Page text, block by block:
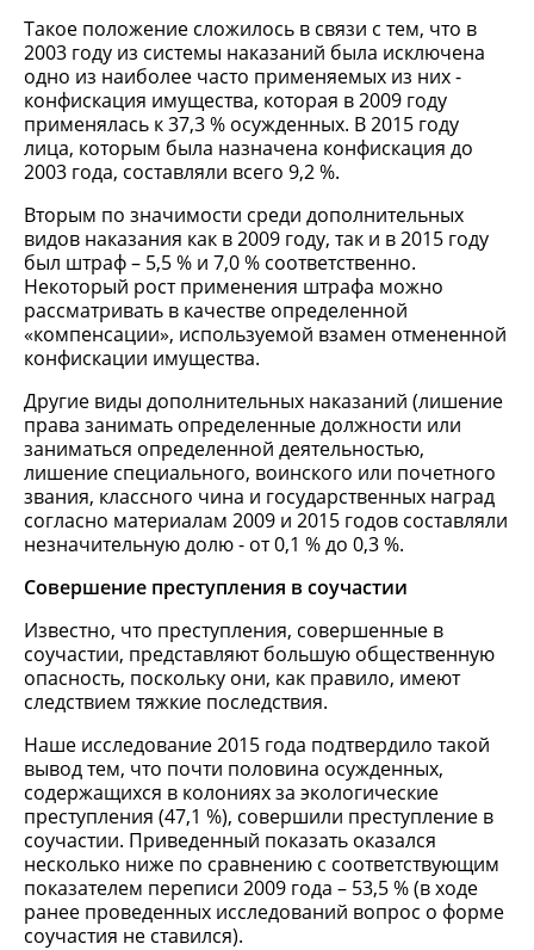
Такое положение сложилось в связи с тем, что в
2003 году из системы наказаний была исключена
одно из наиболее часто применяемых из них -
конфискация имущества, которая в 2009 году
применялась к 37,3 % осужденных. В 2015 году
лица, которым была назначена конфискация до
2003 года, составляли всего 9,2 %.
Вторым по значимости среди дополнительных
видов наказания как в 2009 году, так и в 2015 году
был штраф – 5,5 % и 7,0 % соответственно.
Некоторый рост применения штрафа можно
рассматривать в качестве определенной
«компенсации», используемой взамен отмененной
конфискации имущества.
Другие виды дополнительных наказаний (лишение
права занимать определенные должности или
заниматься определенной деятельностью,
лишение специального, воинского или почетного
звания, классного чина и государственных наград
согласно материалам 2009 и 2015 годов составляли
незначительную долю - от 0,1 % до 0,3 %.
Совершение преступления в соучастии
Известно, что преступления, совершенные в
соучастии, представляют большую общественную
опасность, поскольку они, как правило, имеют
следствием тяжкие последствия.
Наше исследование 2015 года подтвердило такой
вывод тем, что почти половина осужденных,
содержащихся в колониях за экологические
преступления (47,1 %), совершили преступление в
соучастии. Приведенный показать оказался
несколько ниже по сравнению с соответствующим
показателем переписи 2009 года – 53,5 % (в ходе
ранее проведенных исследований вопрос о форме
соучастия не ставился).